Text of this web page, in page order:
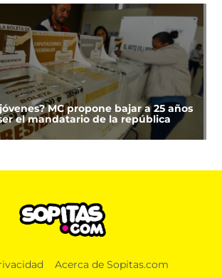
MC propone bajar a 25 años
el mandatario de la república
dónde ver la clausura de los Juegos
Acerca de Sopitas.com